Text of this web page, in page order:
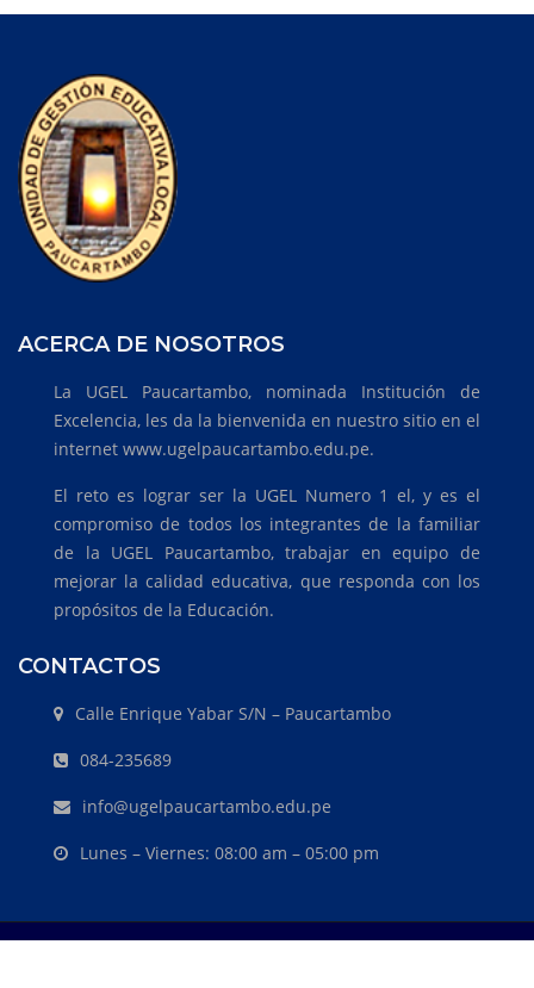
ACERCA DE NOSOTROS
La UGEL Paucartambo, nominada Institución de
Excelencia, les da la bienvenida en nuestro sitio en el
internet www.ugelpaucartambo.edu.pe.
El reto es lograr ser la UGEL Numero 1 el, y es el
compromiso de todos los integrantes de la familiar
de la UGEL Paucartambo, trabajar en equipo de
mejorar la calidad educativa, que responda con los
propósitos de la Educación.
CONTACTOS
Calle Enrique Yabar S/N – Paucartambo
084-235689
info@ugelpaucartambo.edu.pe
Lunes – Viernes: 08:00 am – 05:00 pm